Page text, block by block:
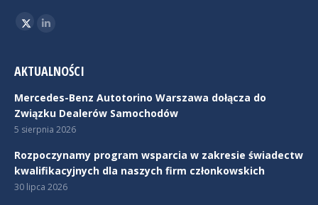
Znajdź nas na:
TwitterLinkedin
AKTUALNOŚCI
Mercedes-Benz Autotorino Warszawa dołącza do
Związku Dealerów Samochodów
5 sierpnia 2026
Rozpoczynamy program wsparcia w zakresie świadectw
kwalifikacyjnych dla naszych firm członkowskich
30 lipca 2026